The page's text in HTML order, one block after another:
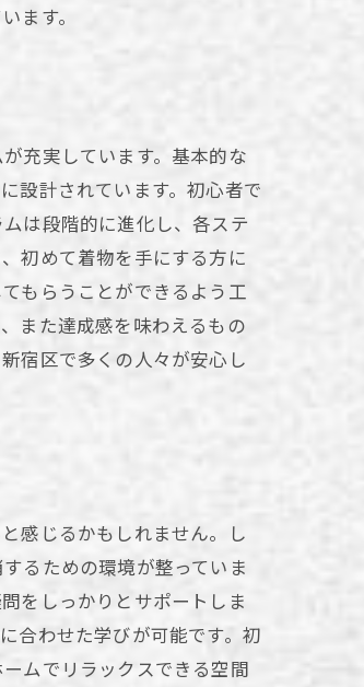
ます。
充実しています。基本的な
設計されています。初心者で
は段階的に進化し、各ステ
初めて着物を手にする方に
もらうことができるよう工
また達成感を味わえるもの
宿区で多くの人々が安心し
感じるかもしれません。し
るための環境が整っていま
をしっかりとサポートしま
合わせた学びが可能です。初
ムでリラックスできる空間